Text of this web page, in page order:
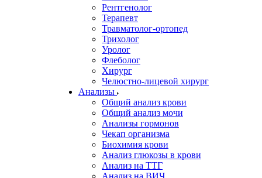
Рентгенолог
Терапевт
Травматолог-ортопед
Трихолог
Уролог
Флеболог
Хирург
Челюстно-лицевой хирург
Анализы
Общий анализ крови
Общий анализ мочи
Анализы гормонов
Чекап организма
Биохимия крови
Анализ глюкозы в крови
Анализ на ТТГ
Анализ на ВИЧ